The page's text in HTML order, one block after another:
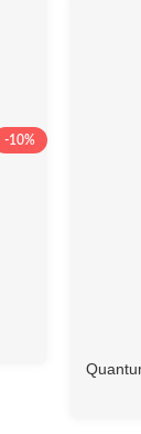
-10%